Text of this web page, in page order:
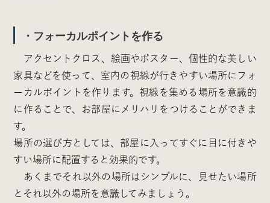
・フォーカルポイントを作る
アクセントクロス、絵画やポスター、個性的な美しい
家具などを使って、室内の視線が行きやすい場所にフォ
ーカルポイントを作ります。視線を集める場所を意識的
に作ることで、お部屋にメリハリをつけることができま
す。
場所の選び方としては、部屋に入ってすぐに目に付きや
すい場所に配置すると効果的です。
あくまでそれ以外の場所はシンプルに、見せたい場所
とそれ以外の場所を意識してみましょう。